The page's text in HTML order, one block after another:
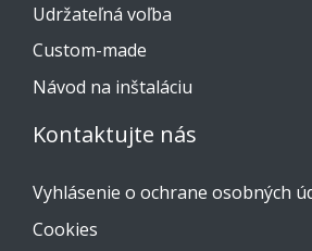
Udržateľná voľba
Custom-made
Návod na inštaláciu
Kontaktujte nás
Vyhlásenie o ochrane osobných
Cookies